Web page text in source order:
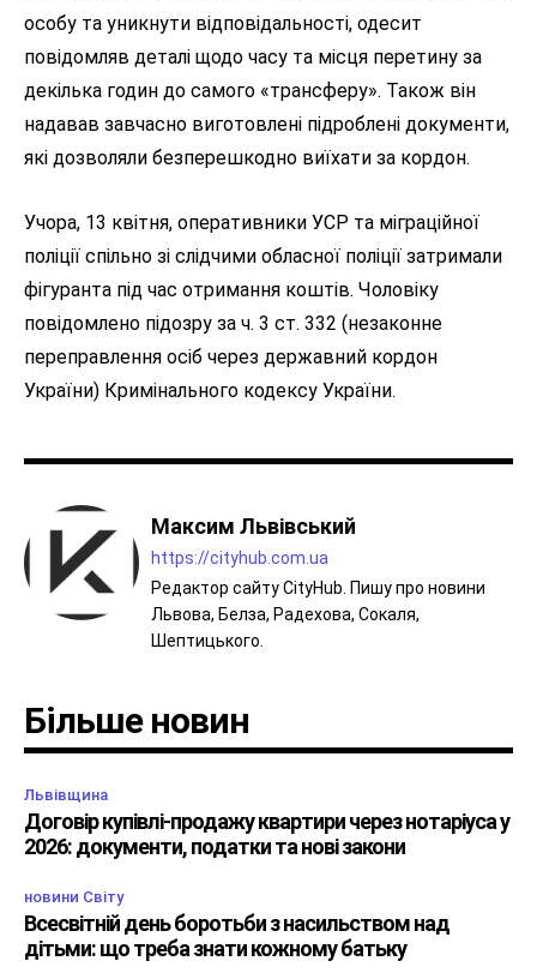
особу та уникнути відповідальності, одесит
повідомляв деталі щодо часу та місця перетину за
декілька годин до самого «трансферу». Також він
надавав завчасно виготовлені підроблені документи,
які дозволяли безперешкодно виїхати за кордон.
Учора, 13 квітня, оперативники УСР та міграційної
поліції спільно зі слідчими обласної поліції затримали
фігуранта під час отримання коштів. Чоловіку
повідомлено підозру за ч. 3 ст. 332 (незаконне
переправлення осіб через державний кордон
України) Кримінального кодексу України.
Максим Львівський
https://cityhub.com.ua
Редактор сайту CityHub. Пишу про новини
Львова, Белза, Радехова, Сокаля,
Шептицького.
Більше новин
Львівщина
Договір купівлі-продажу квартири через нотаріуса у
2026: документи, податки та нові закони
новини Світу
Всесвітній день боротьби з насильством над
дітьми: що треба знати кожному батьку